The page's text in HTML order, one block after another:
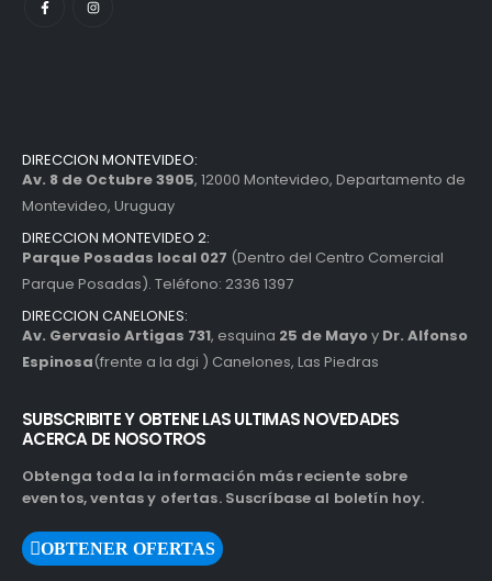
DIRECCION MONTEVIDEO:
Av. 8 de Octubre 3905, 12000 Montevideo, Departamento de
Montevideo, Uruguay
DIRECCION MONTEVIDEO 2:
Parque Posadas local 027 (Dentro del Centro Comercial
Parque Posadas). Teléfono: 2336 1397
DIRECCION CANELONES:
Av. Gervasio Artigas 731, esquina 25 de Mayoy Dr. Alfonso
Espinosa(frente a la dgi ) Canelones, Las Piedras
SUBSCRIBITE Y OBTENE LAS ULTIMAS NOVEDADES
ACERCA DE NOSOTROS
Obtenga toda la información más reciente sobre
eventos, ventas y ofertas. Suscríbase al boletín hoy.
OBTENER OFERTAS